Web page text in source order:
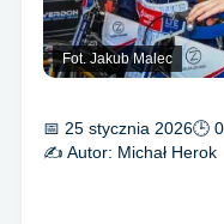
Fot. Jakub Malec
📅 25 stycznia 2026🕒
✍️ Autor: Michał Herok